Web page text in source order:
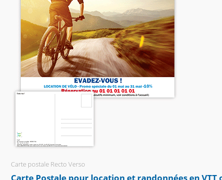
Carte postale Recto Verso
Carte Postale pour location et randonnées en VTT